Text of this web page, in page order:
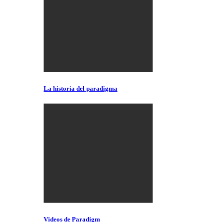
La historia del paradigma
Videos de Paradigm